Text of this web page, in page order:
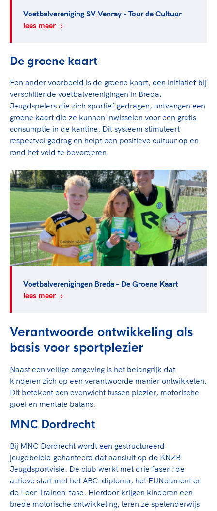
Voetbalvereniging SV Venray – Tour de Cultuur
lees meer
De groene kaart
Een ander voorbeeld is de groene kaart, een initiatief bij
verschillende voetbalverenigingen in Breda.
Jeugdspelers die zich sportief gedragen, ontvangen een
groene kaart die ze kunnen inwisselen voor een gratis
consumptie in de kantine. Dit systeem stimuleert
respectvol gedrag en helpt een positieve cultuur op en
rond het veld te bevorderen.
Voetbalverenigingen Breda – De Groene Kaart
lees meer
Verantwoorde ontwikkeling als
basis voor sportplezier
Naast een veilige omgeving is het belangrijk dat
kinderen zich op een verantwoorde manier ontwikkelen.
Dit betekent een evenwicht tussen plezier, motorische
groei en mentale balans.
MNC Dordrecht
Bij MNC Dordrecht wordt een gestructureerd
jeugdbeleid gehanteerd dat aansluit op de KNZB
Jeugdsportvisie. De club werkt met drie fasen: de
actieve start met het ABC-diploma, het FUNdament en
de Leer Trainen-fase. Hierdoor krijgen kinderen een
brede motorische ontwikkeling, leren ze spelenderwijs